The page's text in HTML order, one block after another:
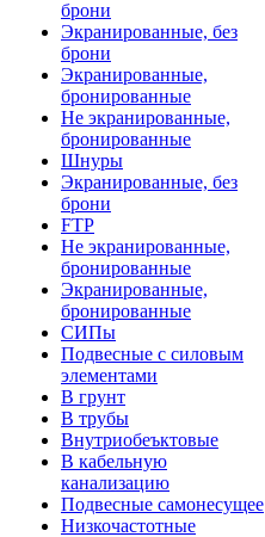
брони
Экранированные, без
брони
Экранированные,
бронированные
Не экранированные,
бронированные
Шнуры
Экранированные, без
брони
FTP
Не экранированные,
бронированные
Экранированные,
бронированные
СИПы
Подвесные с силовым
элементами
В грунт
В трубы
Внутриобеъктовые
В кабельную
канализацию
Подвесные самонесущее
Низкочастотные